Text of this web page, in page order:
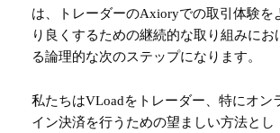
は、トレーダーのAxioryでの取引体験を
り良くするための継続的な取り組みにお
る論理的な次のステップになります。
私たちはVLoadをトレーダー、特にオン
イン決済を行うための望ましい方法とし